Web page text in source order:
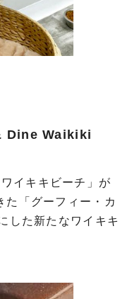
Dine Waikiki
イキキビーチ」が
「グーフィー・カ
した新たなワイキキ